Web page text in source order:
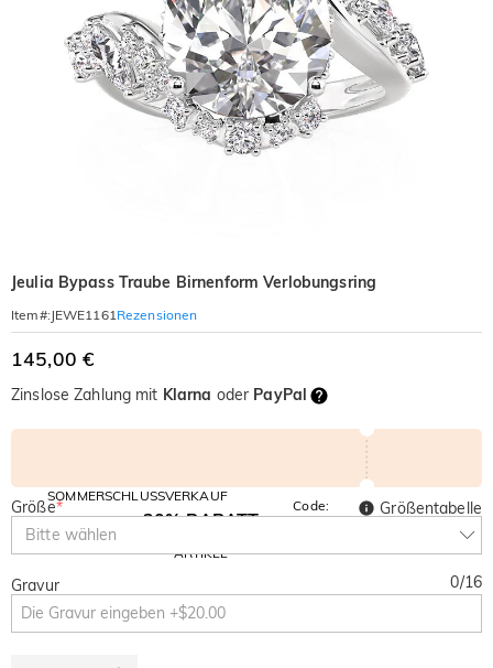
Jeulia Bypass Traube Birnenform Verlobungsring
Item#: JEWE1161Rezensionen
145,00 €
Zinslose Zahlung mit Klarna oder PayPal
SOMMERSCHLUSSVERKAUF
10% RABATT
AUF ALLES
30% RABATT
ARTIKEL
Code:
SUMMER
Größe*
Bitte wählen
Größentabelle
Gravur 0/16